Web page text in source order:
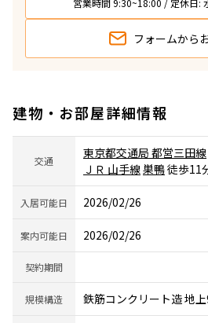
営業時間 9:30~18:00 / 定休日:
フォームから
建物・お部屋詳細情報
交通
東京都交通局 都営三田線
ＪＲ 山手線巣鴨徒歩11
入居可能日 2026/02/26
案内可能日 2026/02/26
契約期間
規模構造 鉄筋コンクリート造 地